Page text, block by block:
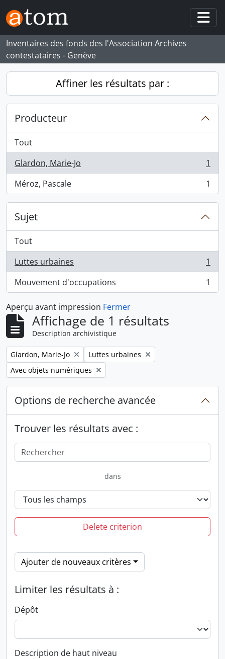
Skip to main content
Inventaires des fonds des l'Association Archives
contestataires - Genève
Affiner les résultats par :
Producteur
Tout
Glardon, Marie-Jo
, 1 résultats
1
Méroz, Pascale
, 1 résultats 1
Sujet
Tout
Luttes urbaines
, 1 résultats
1
Mouvement d'occupations
, 1 résultats 1
Aperçu avant impression Fermer
Affichage de 1 résultats
Description archivistique
Remove filter:
Glardon, Marie-Jo Remove filter:
Luttes urbaines
Remove filter:
Avec objets numériques
Options de recherche avancée
Trouver les résultats avec :
dans
Delete criterion
Ajouter de nouveaux critères
Limiter les résultats à :
Dépôt
Description de haut niveau